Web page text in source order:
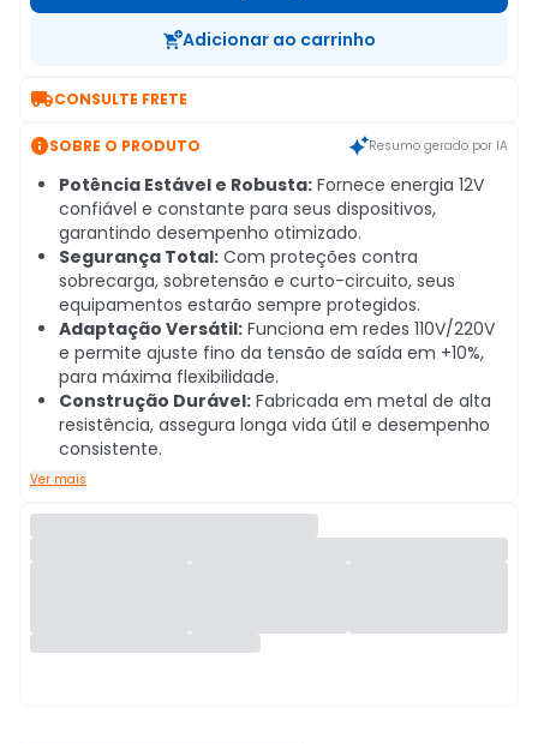
Adicionar ao carrinho
CONSULTE FRETE
SOBRE O PRODUTO Resumo gerado por IA
Potência Estável e Robusta: Fornece energia 12V
confiável e constante para seus dispositivos,
garantindo desempenho otimizado.
Segurança Total: Com proteções contra
sobrecarga, sobretensão e curto-circuito, seus
equipamentos estarão sempre protegidos.
Adaptação Versátil: Funciona em redes 110V/220V
e permite ajuste fino da tensão de saída em +10%,
para máxima flexibilidade.
Construção Durável: Fabricada em metal de alta
resistência, assegura longa vida útil e desempenho
consistente.
Ver mais